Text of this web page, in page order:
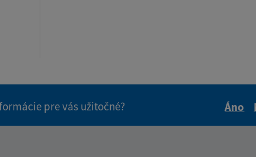
pre vás užitočné?
Áno